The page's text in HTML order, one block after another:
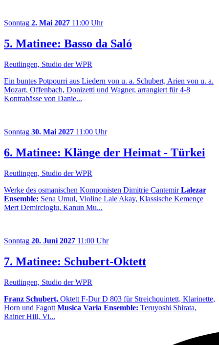
Sonntag 2. Mai 2027 11:00 Uhr
5. Matinee: Basso da Saló
Reutlingen, Studio der WPR
Ein buntes Potpourri aus Liedern von u. a. Schubert, Arien von u. a.
Mozart, Offenbach, Donizetti und Wagner, arrangiert für 4-8
Kontrabässe von Danie...
Sonntag 30. Mai 2027 11:00 Uhr
6. Matinee: Klänge der Heimat - Türkei
Reutlingen, Studio der WPR
Werke des osmanischen Komponisten Dimitrie CantemirLalezar
Ensemble: Sena Umul, Violine Lale Akay, Klassische Kemençe
Mert Demircioglu, Kanun Mu...
Sonntag 20. Juni 2027 11:00 Uhr
7. Matinee: Schubert-Oktett
Reutlingen, Studio der WPR
Franz Schubert, Oktett F-Dur D 803 für Streichquintett, Klarinette,
Horn und Fagott Musica Varia Ensemble: Teruyoshi Shirata,
Rainer Hill, Vi...